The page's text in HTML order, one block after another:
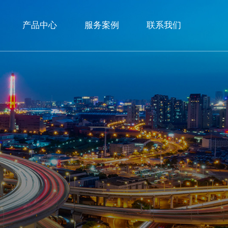
产品中心 服务案例 联系我们